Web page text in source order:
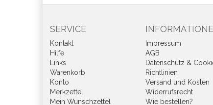
SERVICE
Kontakt
Hilfe
Links
Warenkorb
Konto
Merkzettel
Mein Wunschzettel
Impressum
AGB
Datenschutz &
Richtlinien
Versand und Kosten
Widerrufsrecht
Wie bestellen?